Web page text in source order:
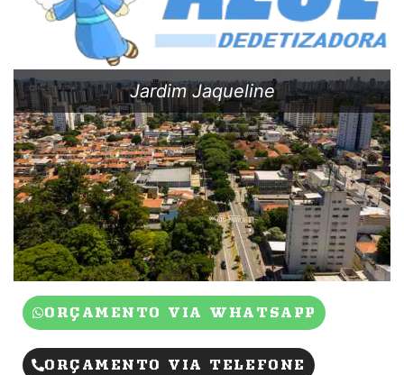
Jardim Jaqueline
ORÇAMENTO VIA WHATSAPP
ORÇAMENTO VIA TELEFONE